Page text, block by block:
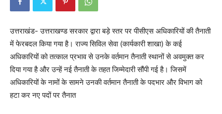
उत्तराखंड- उत्तराखण्ड सरकार द्वारा बड़े स्तर पर पीसीएस अधिकारियों की तैनाती
में फेरबदल किया गया है। राज्य सिविल सेवा (कार्यकारी शाखा) के कई
अधिकारियों को तत्काल प्रभाव से उनके वर्तमान तैनाती स्थानों से अवमुक्त कर
दिया गया है और उन्हें नई तैनाती के तहत जिम्मेदारी सौंपी गई है। जिसमें
अधिकारियों के नामों के सामने उनकी वर्तमान तैनाती के पदभार और विभाग को
हटा कर नए पदों पर तैनात